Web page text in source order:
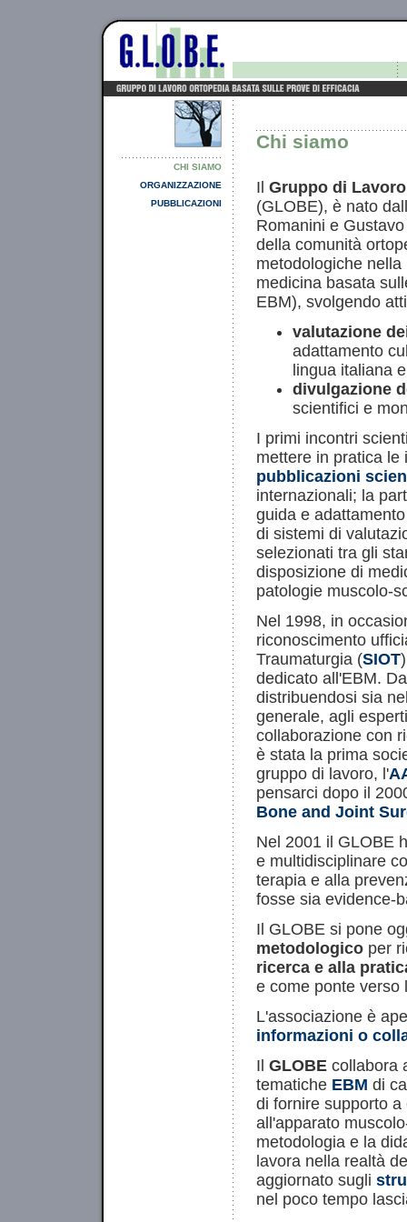
CHI SIAMO
ORGANIZZAZIONE
PUBBLICAZIONI
Chi siamo
Il Gruppo di
(GLOBE), è nato
Romanini e
della comunità
metodologiche
medicina basata
EBM), svolgendo
valutazione
adattamento
lingua italiana
divulgazione
scientifici e
I primi incontri
mettere in pratica le
pubblicazioni
internazionali; la
guida e
di sistemi di
selezionati tra gli
disposizione di
patologie muscolo-
Nel 1998, in
riconoscimento
Traumaturgia (SIOT
dedicato all'EBM.
distribuendosi sia
generale, agli
collaborazione con
è stata la prima
gruppo di lavoro, l'
pensarci dopo il
Bone and Joint
Nel 2001 il GLOBE
e multidisciplinare
terapia e alla
fosse sia evidence-
Il GLOBE si pone
metodologico per
ricerca e alla
e come ponte verso
L'associazione è
informazioni o
Il GLOBE collabora
tematiche EBM di
di fornire supporto
all'apparato
metodologia e la
lavora nella realtà
aggiornato sugli
nel poco tempo